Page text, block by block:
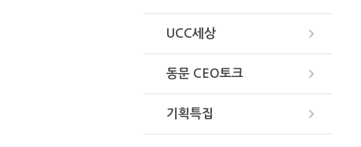
UCC세상
동문 CEO토크
기획특집